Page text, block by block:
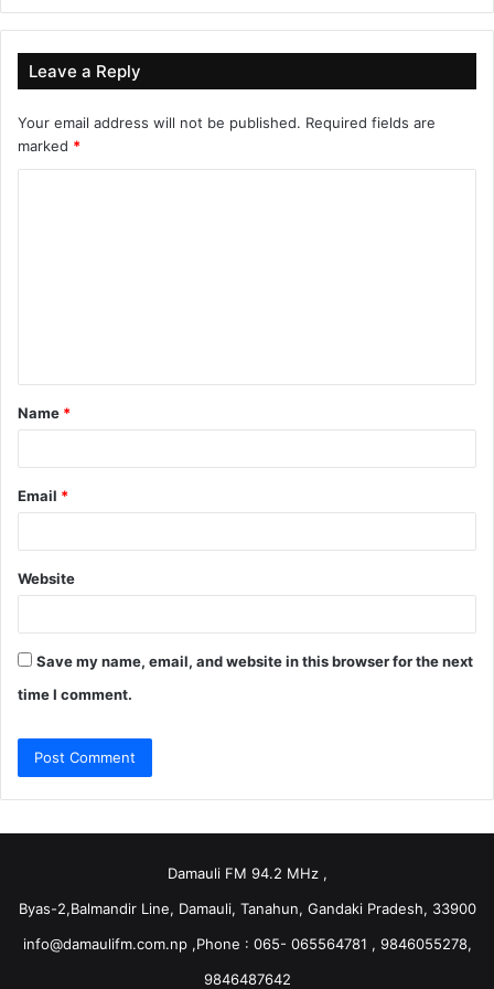
Leave a Reply
Your email address will not be published. Required fields are
marked *
t
*
Name *
Email *
Website
Save my name, email, and website in this browser for the next
time I comment.
Damauli FM 94.2 MHz ,
Byas-2,Balmandir Line, Damauli, Tanahun, Gandaki Pradesh, 33900
info@damaulifm.com.np,Phone : 065- 065564781 , 9846055278,
9846487642